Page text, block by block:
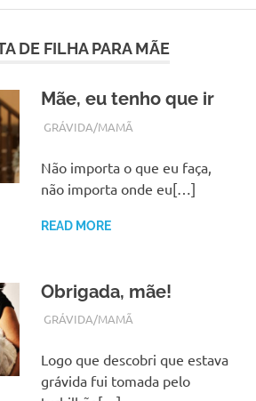
DE FILHA PARA MÃE
Mãe, eu tenho que ir
MARÇO 2, 2018
ADMIN
GRÁVIDA/MAMÃ
Não importa o que eu faça,
não importa onde eu[…]
READ MORE
Obrigada, mãe!
FEVEREIRO 15, 2018
ADMIN
GRÁVIDA/MAMÃ
Logo que descobri que estava
grávida fui tomada pelo